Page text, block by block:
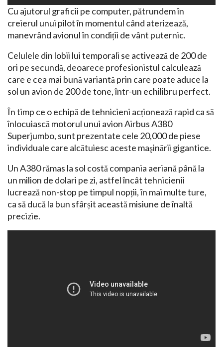
Cu ajutorul graficii pe computer, pătrundem în
creierul unui pilot în momentul când aterizează,
manevrând avionul în condiții de vânt puternic.
Celulele din lobii lui temporali se activează de 200 de
ori pe secundă, deoarece profesionistul calculează
care e cea mai bună variantă prin care poate aduce la
sol un avion de 200 de tone, într-un echilibru perfect.
În timp ce o echipă de tehnicieni acționează rapid ca să
înlocuiască motorul unui avion Airbus A380
Superjumbo, sunt prezentate cele 20,000 de piese
individuale care alcătuiesc aceste maşinării gigantice.
Un A380 rămas la sol costă compania aeriană până la
un milion de dolari pe zi, astfel încât tehnicienii
lucrează non-stop pe timpul nopții, în mai multe ture,
ca să ducă la bun sfârșit această misiune de înaltă
precizie.